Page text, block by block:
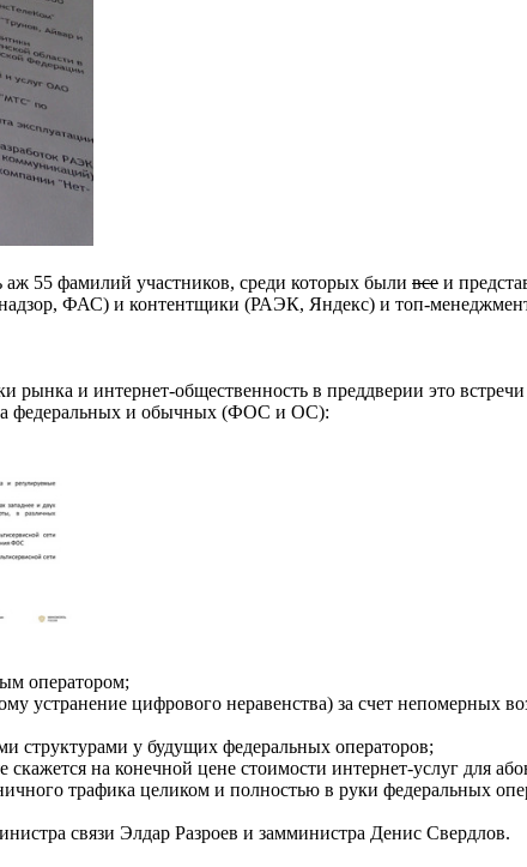
55 фамилий участников, среди которых были все и
ФАС) и контентщики (РАЭК, Яндекс) и топ-
и интернет-общественность в преддверии это
на федеральных и обычных (ФОС и ОС):
оператором;
устранение цифрового неравенства) за счет непомерных
структурами у будущих федеральных операторов;
на конечной цене стоимости интернет-услуг для
трафика целиком и полностью в руки федеральных
связи Элдар Разроев и замминистра Денис Свердлов.